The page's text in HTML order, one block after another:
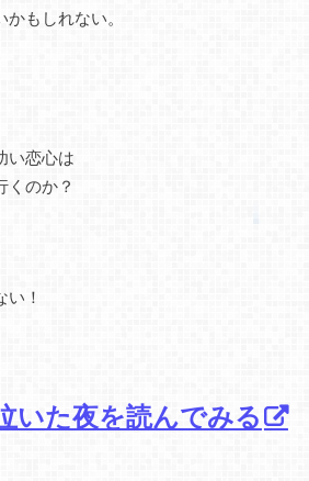
もしれない。
い恋心は
くのか？
！
いた夜を読んでみる